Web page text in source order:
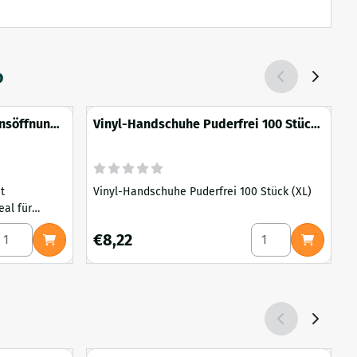
75-175-350 ml
Die
wählen für Weithalsdeckel mit Injektionsöffnung
Vinyl-Handschuhe Puderfrei 100 Stück
Vinyl-Handschuhe Puderfrei 100 Stück (XL)
Preis: 8,22
€8,22 Anzahl wählen für